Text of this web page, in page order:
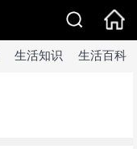
生活知识 生活百科